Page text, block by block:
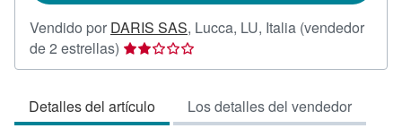
Vendido por DARIS SAS, Lucca, LU, Italia (vendedor
de 2 estrellas) Calificación
del
2
de
Detalles del artículo Los detalles del vendedor